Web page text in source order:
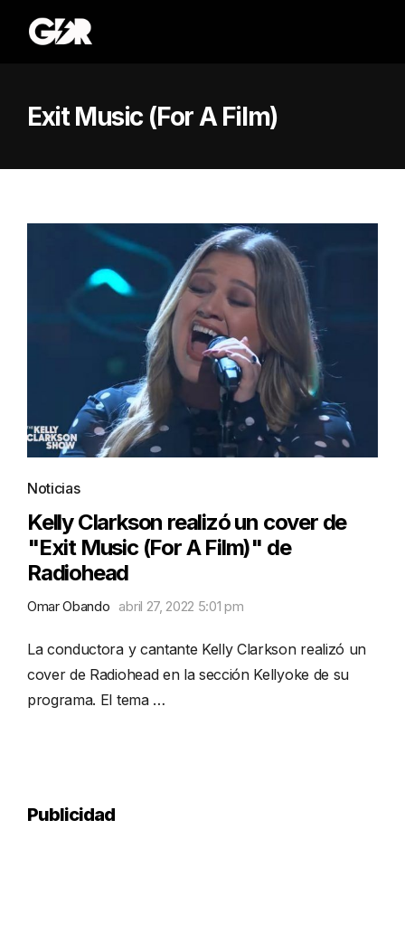
Exit Music (For A Film)
Noticias
Kelly Clarkson realizó un cover de
"Exit Music (For A Film)" de
Radiohead
Omar Obando abril 27, 2022 5:01 pm
La conductora y cantante Kelly Clarkson realizó un
cover de Radiohead en la sección Kellyoke de su
programa. El tema …
Publicidad